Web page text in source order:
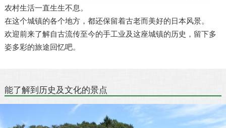
农村生活一直生生不息。
在这个城镇的各个地方，都还保留着古老而美好的日本风景。
欢迎前来了解自古流传至今的手工业及这座城镇的历史，留下多
姿多彩的旅途回忆吧。
能了解到历史及文化的景点